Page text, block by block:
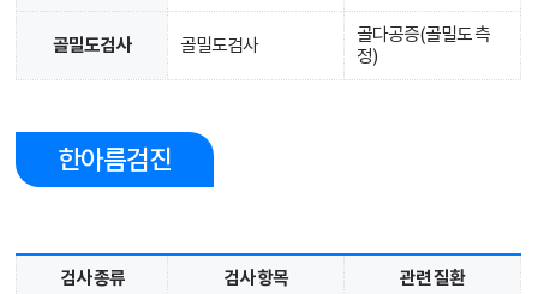
골밀도검사 골밀도검사
골다공증(골밀도 측
정)
한아름검진
검사 종류 검사 항목 관련 질환